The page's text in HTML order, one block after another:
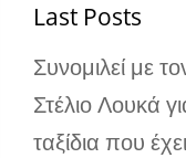
Last Posts
Συνομιλεί με
Στέλιο Λουκά
ταξίδια που έχει